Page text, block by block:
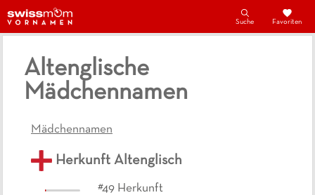
Suche Favoriten
Altenglische
Mädchennamen
Mädchennamen
Herkunft Altenglisch
#49 Herkunft